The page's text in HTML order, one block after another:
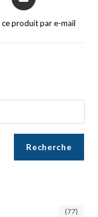
ce produit par e-mail
Recherche
(77)